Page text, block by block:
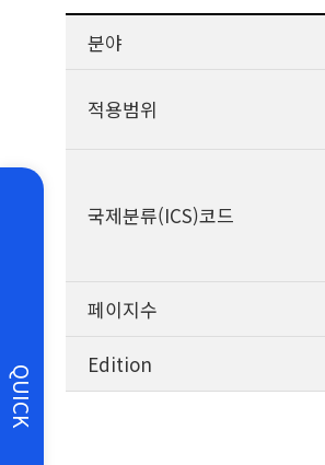
QUICK
분야
적용범위
국제분류(ICS)코드
페이지수
Edition